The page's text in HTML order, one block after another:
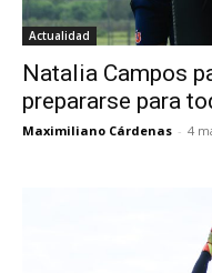
Actualidad
Natalia Campos
prepararse para
Maximiliano Cárdenas - 4